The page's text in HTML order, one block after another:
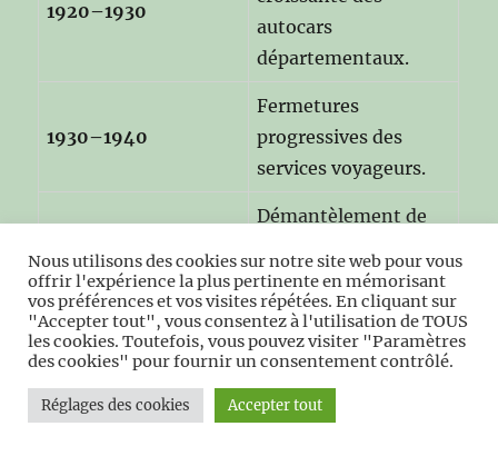
1920–1930
autocars
départementaux.
1930–1940
Fermetures
progressives des
services voyageurs.
Démantèlement de
secondaires.
Annexe 2 — Carte textuelle des
Nous utilisons des cookies sur notre site web pour vous
offrir l'expérience la plus pertinente en mémorisant
vos préférences et vos visites répétées. En cliquant sur
"Accepter tout", vous consentez à l'utilisation de TOUS
les cookies. Toutefois, vous pouvez visiter "Paramètres
des cookies" pour fournir un consentement contrôlé.
Réglages des cookies Accepter tout